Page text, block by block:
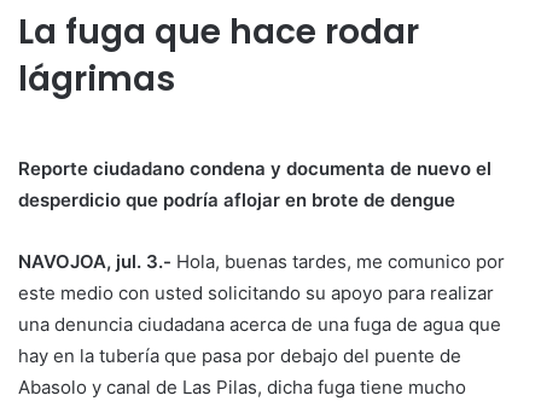
La fuga que hace rodar
lágrimas
Reporte ciudadano condena y documenta de nuevo el
desperdicio que podría aflojar en brote de dengue
NAVOJOA, jul. 3.- Hola, buenas tardes, me comunico por
este medio con usted solicitando su apoyo para realizar
una denuncia ciudadana acerca de una fuga de agua que
hay en la tubería que pasa por debajo del puente de
Abasolo y canal de Las Pilas, dicha fuga tiene mucho